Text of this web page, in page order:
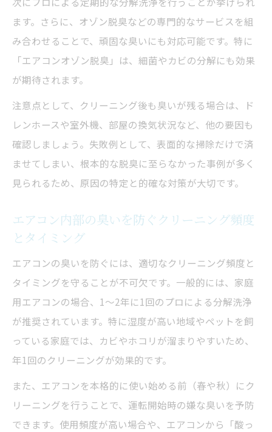
ます。さらに、オゾン脱臭などの専門的なサービスを組
み合わせることで、頑固な臭いにも対応可能です。特に
「エアコンオゾン脱臭」は、細菌やカビの分解にも効果
が期待されます。
注意点として、クリーニング後も臭いが残る場合は、ド
レンホースや室外機、部屋の換気状況など、他の要因も
確認しましょう。失敗例として、表面的な掃除だけで済
ませてしまい、根本的な脱臭に至らなかった事例が多く
見られるため、原因の特定と的確な対策が大切です。
エアコン内部の臭いを防ぐクリーニング頻度
とタイミング
エアコンの臭いを防ぐには、適切なクリーニング頻度と
タイミングを守ることが不可欠です。一般的には、家庭
用エアコンの場合、1〜2年に1回のプロによる分解洗浄
が推奨されています。特に湿度が高い地域やペットを飼
っている家庭では、カビやホコリが溜まりやすいため、
年1回のクリーニングが効果的です。
また、エアコンを本格的に使い始める前（春や秋）にク
リーニングを行うことで、運転開始時の嫌な臭いを予防
できます。使用頻度が高い場合や、エアコンから「酸っ